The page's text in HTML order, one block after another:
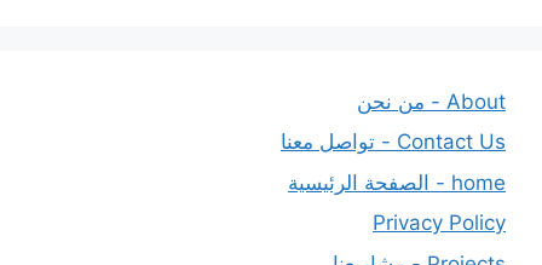
About - من نحن
Contact Us - تواصل معنا
home - الصفحة الرئيسية
Privacy Policy